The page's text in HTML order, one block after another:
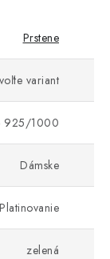
Prstene
variant
925/1000
Dámske
Platinovanie
zelená